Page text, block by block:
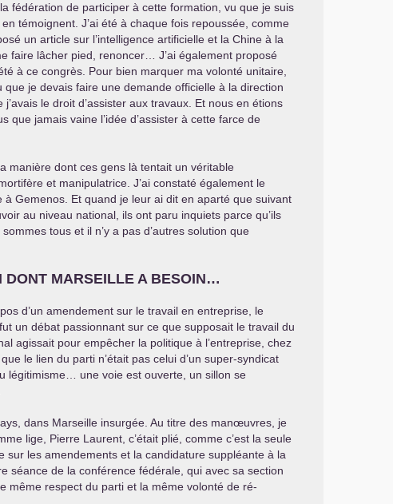
fédération de participer à cette formation, vu que je suis
témoignent. J’ai été à chaque fois repoussée, comme
un article sur l’intelligence artificielle et la Chine à la
faire lâcher pied, renoncer… J’ai également proposé
à ce congrès. Pour bien marquer ma volonté unitaire,
je devais faire une demande officielle à la direction
le droit d’assister aux travaux. Et nous en étions
que jamais vaine l’idée d’assister à cette farce de
manière dont ces gens là tentait un véritable
et manipulatrice. J’ai constaté également le
Gemenos. Et quand je leur ai dit en aparté que suivant
au niveau national, ils ont paru inquiets parce qu’ils
tous et il n’y a pas d’autres solution que
DONT MARSEILLE A BESOIN…
d’un amendement sur le travail en entreprise, le
un débat passionnant sur ce que supposait le travail du
agissait pour empêcher la politique à l’entreprise, chez
le lien du parti n’était pas celui d’un super-syndicat
légitimisme… une voie est ouverte, un sillon se
dans Marseille insurgée. Au titre des manœuvres, je
lige, Pierre Laurent, c’était plié, comme c’est la seule
sur les amendements et la candidature suppléante à la
séance de la conférence fédérale, qui avec sa section
même respect du parti et la même volonté de ré-